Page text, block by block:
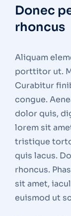
Donec
rhoncus
Aliquam
porttitor ut.
Curabitur
congue.
dolor quis,
lorem sit
tristique
quis lacus.
rhoncus.
sit amet,
euismod ut